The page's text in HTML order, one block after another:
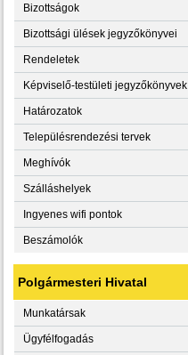
Bizottságok
Bizottsági ülések jegyzőkönyvei
Rendeletek
Képviselő-testületi jegyzőkönyvek
Határozatok
Településrendezési tervek
Meghívók
Szálláshelyek
Ingyenes wifi pontok
Beszámolók
Polgármesteri Hivatal
Munkatársak
Ügyfélfogadás